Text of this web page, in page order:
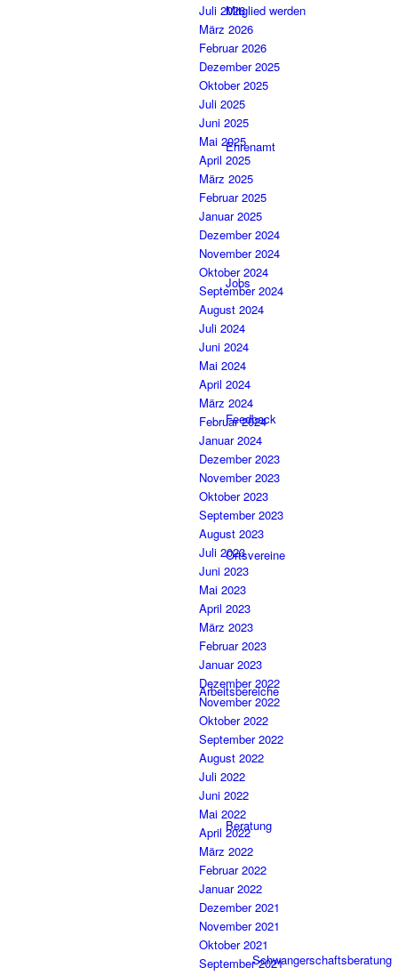
Mitglied werden
Ehrenamt
Jobs
Feedback
Ortsvereine
Arbeitsbereiche
Beratung
Schwangerschaftsberatung
Juli 2026
März 2026
Februar 2026
Dezember 2025
Oktober 2025
Juli 2025
Juni 2025
Mai 2025
April 2025
März 2025
Februar 2025
Januar 2025
Dezember 2024
November 2024
Oktober 2024
September 2024
August 2024
Juli 2024
Juni 2024
Mai 2024
April 2024
März 2024
Februar 2024
Januar 2024
Dezember 2023
November 2023
Oktober 2023
September 2023
August 2023
Juli 2023
Juni 2023
Mai 2023
April 2023
März 2023
Februar 2023
Januar 2023
Dezember 2022
November 2022
Oktober 2022
September 2022
August 2022
Juli 2022
Juni 2022
Mai 2022
April 2022
März 2022
Februar 2022
Januar 2022
Dezember 2021
November 2021
Oktober 2021
September 2021